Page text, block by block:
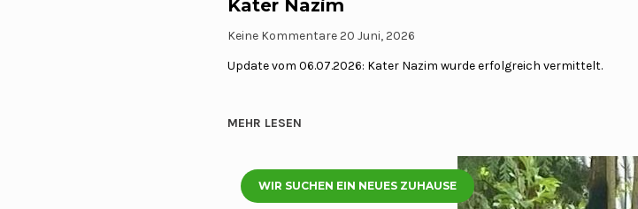
Kater Nazim
Keine Kommentare20 Juni, 2026
Update vom 06.07.2026: Kater Nazim wurde erfolgreich vermittelt.
MEHR LESEN
WIR SUCHEN EIN NEUES ZUHAUSE